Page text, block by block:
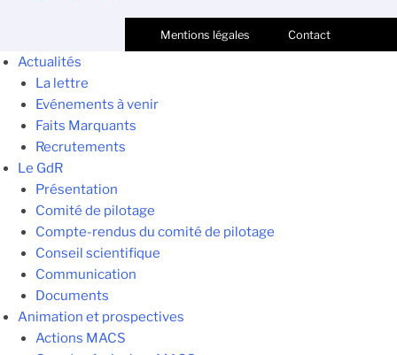
Mentions légales Contact
Actualités
La lettre
Evénements à venir
Faits Marquants
Recrutements
Le GdR
Présentation
Comité de pilotage
Compte-rendus du comité de pilotage
Conseil scientifique
Communication
Documents
Animation et prospectives
Actions MACS